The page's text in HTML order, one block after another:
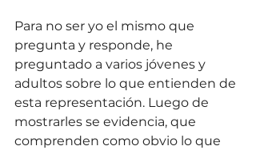
Para no ser yo el mismo que
pregunta y responde, he
preguntado a varios jóvenes y
adultos sobre lo que entienden de
esta representación. Luego de
mostrarles se evidencia, que
comprenden como obvio lo que